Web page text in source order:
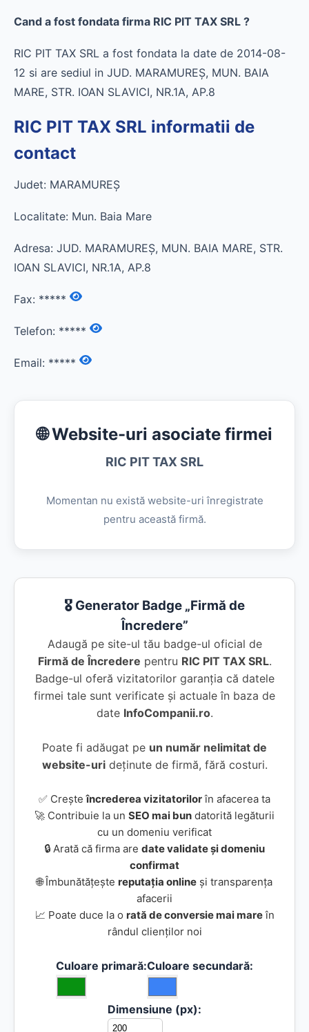
Cand a fost fondata firma RIC PIT TAX SRL ?
RIC PIT TAX SRL a fost fondata la date de 2014-08-
12 si are sediul in JUD. MARAMUREŞ, MUN. BAIA
MARE, STR. IOAN SLAVICI, NR.1A, AP.8
RIC PIT TAX SRL informatii de
contact
Judet: MARAMUREŞ
Localitate: Mun. Baia Mare
Adresa: JUD. MARAMUREŞ, MUN. BAIA MARE, STR.
IOAN SLAVICI, NR.1A, AP.8
Fax: *****
Telefon: *****
Email: *****
🌐 Website-uri asociate firmei
RIC PIT TAX SRL
Momentan nu există website-uri înregistrate
pentru această firmă.
🎖️ Generator Badge „Firmă de
Încredere”
Adaugă pe site-ul tău badge-ul oficial de
Firmă de Încredere pentru RIC PIT TAX SRL.
Badge-ul oferă vizitatorilor garanția că datele
firmei tale sunt verificate și actuale în baza de
date InfoCompanii.ro.
Poate fi adăugat pe un număr nelimitat de
website-urideținute de firmă, fără costuri.
✅ Creșteîncrederea vizitatorilorîn afacerea ta
🚀 Contribuie la un SEO mai bun datorită legăturii
cu un domeniu verificat
🔒 Arată că firma are date validate și domeniu
confirmat
🌐 Îmbunătățește reputația online și transparența
afacerii
📈 Poate duce la o rată de conversie mai mareîn
rândul clienților noi
Culoare primară:Culoare secundară:
Dimensiune (px):